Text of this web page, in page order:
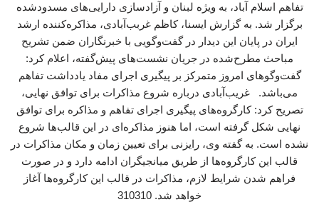
تفاهم اسلام آباد، به ویژه لبنان و آزادسازی دارایی‌های مسدودشده
برگزار شد. به گزارش ایسنا، کاظم غربب‌آبادی، مذاکره‌کننده ارشد
ایران در پایان این دیدار در گفت‌وگویی با خبرنگاران ضمن تشریح
مباحث مطرح‌شده در جریان نشست‌های پیش‌گفته، اعلام کرد:
گفت‌وگوهای امروز متمرکز بر پیگیری اجرای مفاد یادداشت تفاهم
می‌باشد. غریب‌آبادی درباره شروع مذاکرات برای توافق نهایی،
تصریح کرد: کارگروه‌های پیگیری اجرای تفاهم و مذاکره برای توافق
نهایی شکل گرفته است، اما هنوز مذاکره‌ای در این قالب‌ها شروع
نشده است. به گفته وی، رایزنی برای تعیین زمان و مکان مذاکرات در
قالب این کارگروه‌ها از طریق میانجیگران ادامه دارد و در صورت
فراهم شدن شرایط لازم، مذاکرات در قالب این کارگروه‌ها آغاز
خواهد شد. 310310